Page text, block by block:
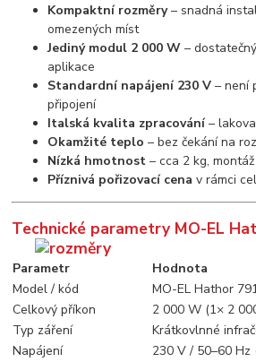
Kompaktní rozměry– snadná
omezených míst
Jediný modul 2 000 W –
aplikace
Standardní napájení 230 V – není
připojení
Italská kvalita zpracování–
Okamžité teplo – bez čekání na
Nízká hmotnost – cca 2 kg,
Příznivá pořizovací cena v rámci
Technické parametry MO-EL
Parametr
Hodnota
Model / kód
MO-EL Hathor
Celkový příkon
2 000 W (1× 2
Typ záření
Krátkovlnné
Napájení
230 V / 50–60 Hz